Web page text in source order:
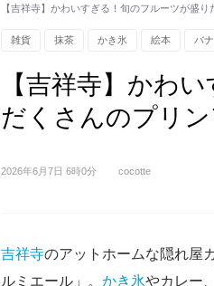
【吉祥寺】かわいすぎる！旬のフルーツが盛
雑貨 抹茶 かき氷 絵本 バ
【吉祥寺】かわ
だくさんのプリ
2026年6月7日 6時0分 cocotte
吉祥寺のアットホームな隠れ屋
ルミエール」。 かき氷やカレー